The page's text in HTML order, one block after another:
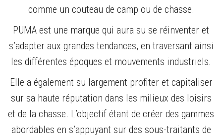
comme un couteau de camp ou de chasse.
PUMA est une marque qui aura su se réinventer et
s’adapter aux grandes tendances, en traversant ainsi
les différentes époques et mouvements industriels.
Elle a également su largement profiter et capitaliser
sur sa haute réputation dans les milieux des loisirs
et de la chasse. L’objectif étant de créer des gammes
abordables en s’appuyant sur des sous-traitants de